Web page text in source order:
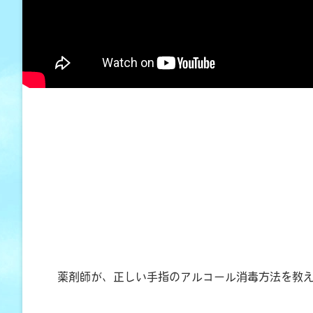
薬剤師が、正しい手指のアルコール消毒方法を教